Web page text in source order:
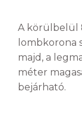
A körülbelül
lombkorona
majd, a
méter
bejárható.